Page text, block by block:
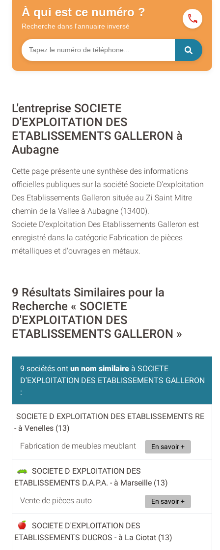
À qui est ce numéro ?
Recherche dans l'annuaire inversé
L'entreprise SOCIETE
D'EXPLOITATION DES
ETABLISSEMENTS GALLERON à
Aubagne
Cette page présente une synthèse des informations
officielles publiques sur la société Societe D'exploitation
Des Etablissements Galleron située au Zi Saint Mitre
chemin de la Vallee à Aubagne (13400).
Societe D'exploitation Des Etablissements Galleron est
enregistré dans la catégorie Fabrication de pièces
métalliques et d'ouvrages en métaux.
9 Résultats Similaires pour la
Recherche « SOCIETE
D'EXPLOITATION DES
ETABLISSEMENTS GALLERON »
9 sociétés ont un nom similaire à SOCIETE
D'EXPLOITATION DES ETABLISSEMENTS GALLERON
:
SOCIETE D EXPLOITATION DES ETABLISSEMENTS RE
- à Venelles (13)
Fabrication de meubles meublant
En savoir +
SOCIETE D EXPLOITATION DES
ETABLISSEMENTS D.A.P.A. - à Marseille (13)
Vente de pièces auto
En savoir +
SOCIETE D'EXPLOITATION DES
ETABLISSEMENTS DUCROS - à La Ciotat (13)